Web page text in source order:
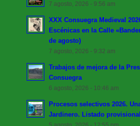
7 agosto, 2026 - 9:56 am
XXX Consuegra Medieval
Escénicas en la Calle
de agosto)
7 agosto, 2026 - 9:32 am
Trabajos de mejora de la
Consuegra
6 agosto, 2026 - 10:46 am
Procesos selectivos 2026.
Jardinero. Listado